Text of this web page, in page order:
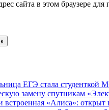
сайта в этом браузере
ЕГЭ стала студенткой
замену спутникам
встроенная «Алиса»: